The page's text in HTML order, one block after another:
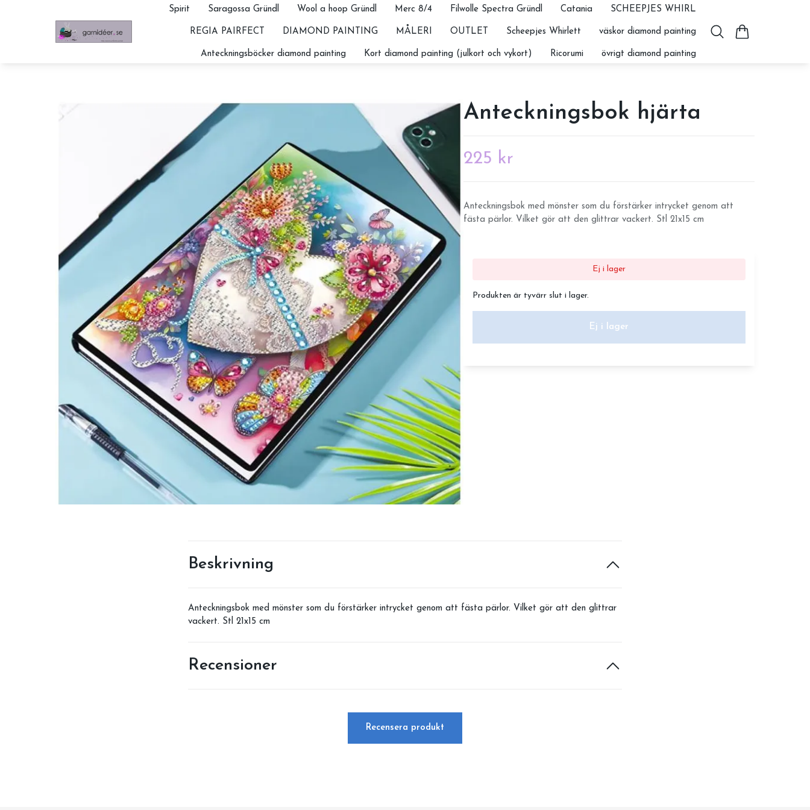
Spirit Saragossa Gründl Wool a hoop Gründl Merc 8/4 Filwolle Spectra Gründl Catania SCHEEPJES WHIRL
REGIA PAIRFECT DIAMOND PAINTING MÅLERI OUTLET Scheepjes Whirlett väskor diamond painting
Anteckningsböcker diamond painting Kort diamond painting (julkort och vykort) Ricorumi övrigt diamond painting
Anteckningsbok hjärta
225 kr
Anteckningsbok med mönster som du förstärker intrycket genom att
fästa pärlor. Vilket gör att den glittrar vackert. Stl 21x15 cm
Ej i lager
Produkten är tyvärr slut i lager.
Ej i lager
Beskrivning
Anteckningsbok med mönster som du förstärker intrycket genom att fästa pärlor. Vilket gör att den glittrar
vackert. Stl 21x15 cm
Recensioner
Recensera produkt